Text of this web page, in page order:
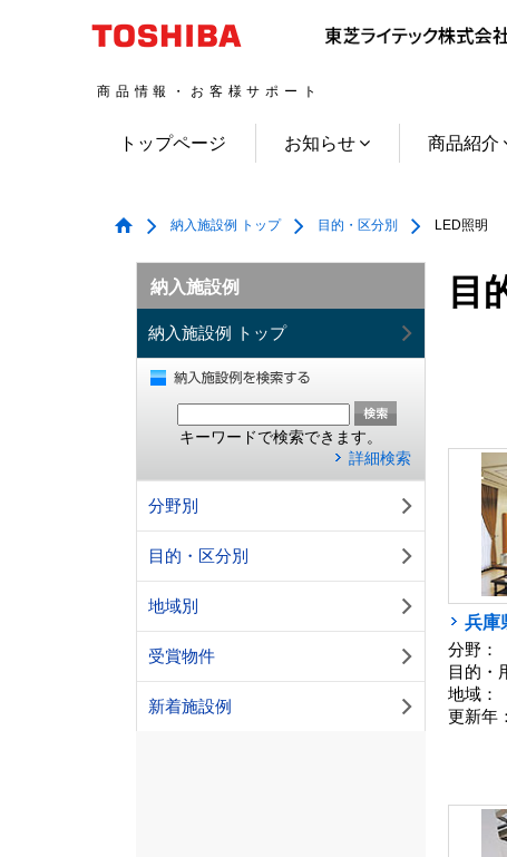
商品情報・お客様サポート
トップページ お知らせ 商品紹介
納入施設例 トップ 目的・区分別 LED照明
納入施設例
納入施設例 トップ
キーワードで検索できます。
詳細検索
分野別
目的・区分別
地域別
受賞物件
新着施設例
目
兵庫
分野：
目的・
地域：
更新年：